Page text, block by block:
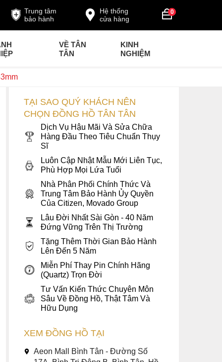
0
Hệ thống
cửa hàng
Trung tâm
bảo hành
VỀ TÂN
TÂN
KINH
NGHIỆM
TẠI SAO QUÝ KHÁCH NÊN
CHỌN ĐỒNG HỒ TÂN TÂN
Dịch Vụ Hậu Mãi Và Sửa Chữa
Hàng Đầu Theo Tiêu Chuẩn Thụy
Sĩ
Luôn Cập Nhật Mẫu Mới Liên Tục,
Phù Hợp Mọi Lứa Tuổi
Nhà Phân Phối Chính Thức Và
Trung Tâm Bảo Hành Ủy Quyền
Của Citizen, Movado Group
Lâu Đời Nhất Sài Gòn - 40 Năm
Đứng Vững Trên Thị Trường
Tặng Thêm Thời Gian Bảo Hành
Lên Đến 5 Năm
Miễn Phí Thay Pin Chính Hãng
(Quartz) Trọn Đời
Tư Vấn Kiến Thức Chuyên Môn
Sâu Về Đồng Hồ, Thật Tâm Và
Hữu Dụng
XEM ĐỒNG HỒ TẠI
Aeon Mall Bình Tân - Đường Số